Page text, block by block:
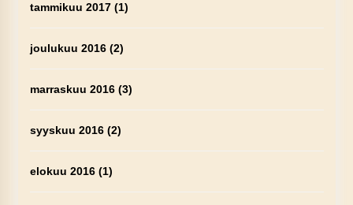
tammikuu 2017(1)
joulukuu 2016(2)
marraskuu 2016(3)
syyskuu 2016(2)
elokuu 2016(1)